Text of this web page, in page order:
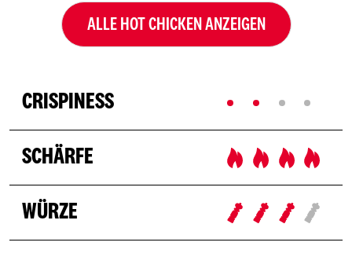
ALLE HOT CHICKEN ANZEIGEN
CRISPINESS
SCHÄRFE
WÜRZE